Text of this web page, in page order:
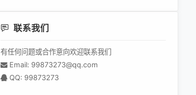
联系我们
有任何问题或合作意向欢迎联系我们
Email: 99873273@qq.com
QQ: 99873273